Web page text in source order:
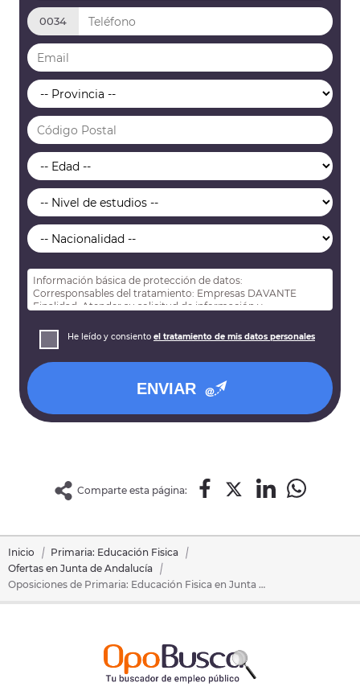
0034
Información básica de protección de datos:
Corresponsables del tratamiento: Empresas DAVANTE
Finalidad: Atender su solicitud de información y
Derechos: Puede acceder, rectificar y suprimir sus datos,
así como otros derechos tal y como se explica en nuestra
He leído y consiento el tratamiento de mis datos personales
ENVIAR
Comparte esta página:
Inicio
Primaria: Educación Fisica
Ofertas en Junta de Andalucía
Oposiciones de Primaria: Educación Fisica en Junta de Andalucía